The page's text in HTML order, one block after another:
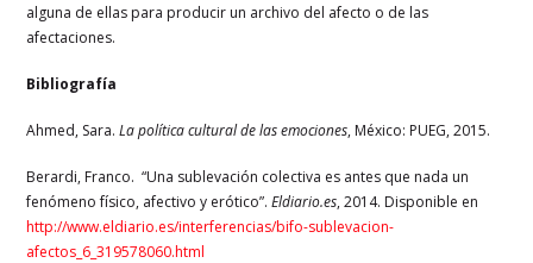
alguna de ellas para producir un archivo del afecto o de las
afectaciones.
Bibliografía
Ahmed, Sara.La política cultural de las emociones, México: PUEG, 2015.
Berardi, Franco. “Una sublevación colectiva es antes que nada un
fenómeno físico, afectivo y erótico”.Eldiario.es, 2014. Disponible en
http://www.eldiario.es/interferencias/bifo-sublevacion-
afectos_6_319578060.html